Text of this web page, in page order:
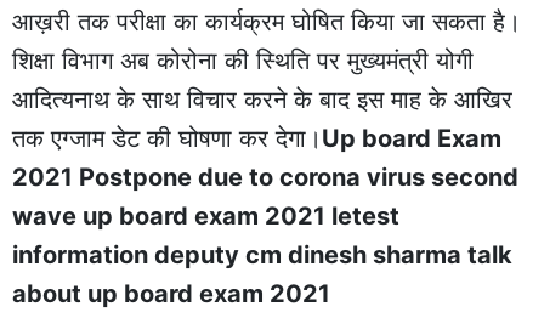
आख़री तक परीक्षा का कार्यक्रम घोषित किया जा सकता है।
शिक्षा विभाग अब कोरोना की स्थिति पर मुख्‍यमंत्री योगी
आदित्‍यनाथ के साथ विचार करने के बाद इस माह के आखिर
तक एग्‍जाम डेट की घोषणा कर देगा। Up board Exam
2021 Postpone due to corona virus second
wave up board exam 2021 letest
information deputy cm dinesh sharma talk
about up board exam 2021